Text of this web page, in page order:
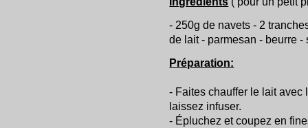
- 250g de navets - 2
de lait - parmesan - beurre -
Préparation:
- Faites chauffer le lait
laissez infuser.
- Épluchez et coupez en